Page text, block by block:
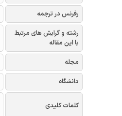
رفرنس در ترجمه
رشته و گرایش های مرتبط
با این مقاله
مجله
دانشگاه
کلمات کلیدی